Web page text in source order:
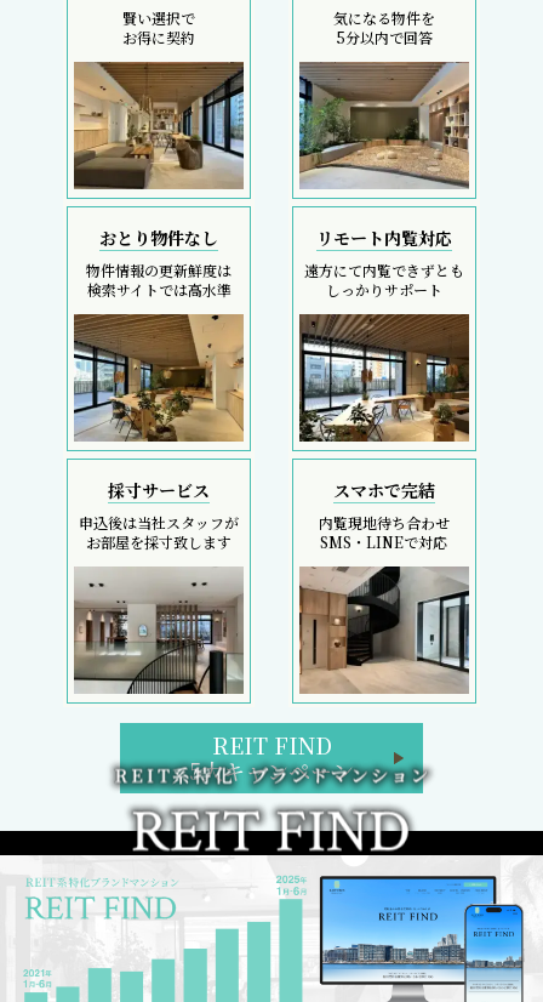
賢い選択で
お得に契約
気になる物件を
5分以内で回答
おとり物件なし
物件情報の更新鮮度は
検索サイトでは高水準
リモート内覧対応
遠方にて内覧できずとも
しっかりサポート
採寸サービス
申込後は当社スタッフが
お部屋を採寸致します
スマホで完結
内覧現地待ち合わせ
SMS・LINEで対応
REIT FIND
5大キャンペーン